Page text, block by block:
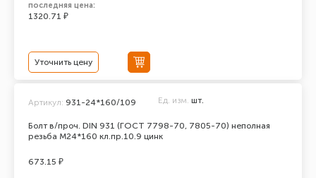
последняя цена:
1320.71 ₽
Уточнить цену
Болт в/проч. DIN 931 (ГОСТ 7798-70, 7805-70) неполная
резьба М24*160 кл.пр.10.9 цинк
Артикул: 931-24*160/109 Ед. изм. шт.
673.15 ₽